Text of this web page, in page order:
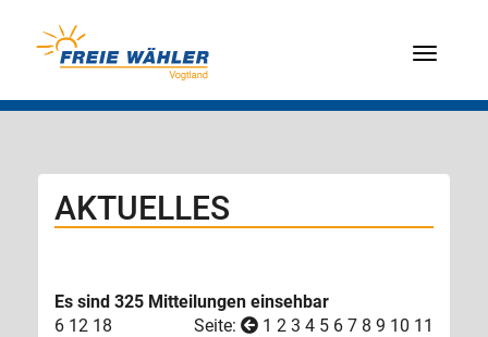
Menü
AKTUELLES
Es sind 325 Mitteilungen einsehbar
6 12 18 Seite: 1 2 3 4 5 6 7 8 9 10 11